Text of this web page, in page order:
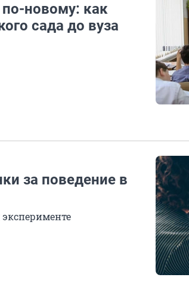
новому: как
сада до вуза
за поведение в